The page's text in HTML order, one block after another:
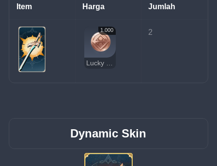
Item Harga Jumlah
1.000 2
Dynamic Skin